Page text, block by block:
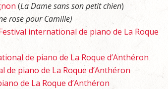
(La Dame sans son petit chien)
rose pour Camille)
international de piano de La Roque
de piano de La Roque d’Anthéron
de piano de La Roque d’Anthéron
de La Roque d’Anthéron